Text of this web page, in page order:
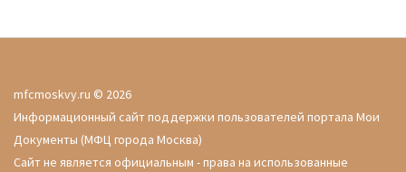
mfcmoskvy.ru © 2026
Информационный сайт поддержки пользователей портала Мои
Документы (МФЦ города Москва)
Сайт не является официальным - права на использованные